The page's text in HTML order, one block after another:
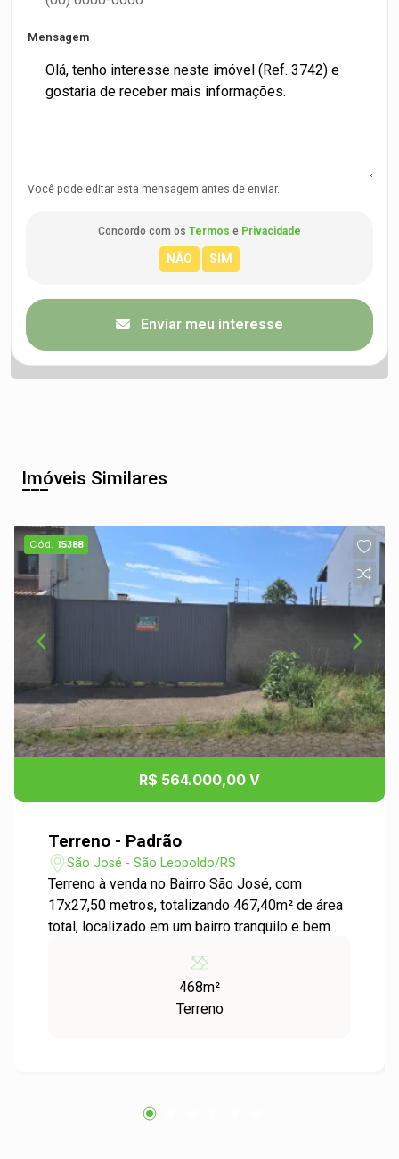
Mensagem
Você pode editar esta mensagem antes de enviar.
Concordo com os Termos e Privacidade
Enviar meu interesse
Imóveis Similares
Cód. 15388
R$ 564.000,00 V
Terreno - Padrão
São José - São Leopoldo/RS
Terreno à venda no Bairro São José, com
17x27,50 metros, totalizando 467,40m² de área
total, localizado em um bairro tranquilo e bem
para construir a casa dos sonhos. Sua
localização privilegiada proporciona fácil
acesso a serviços, escolas e comércio local.
468m²
Terreno